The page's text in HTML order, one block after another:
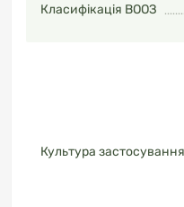
Класифікація ВООЗ
Культура застосування